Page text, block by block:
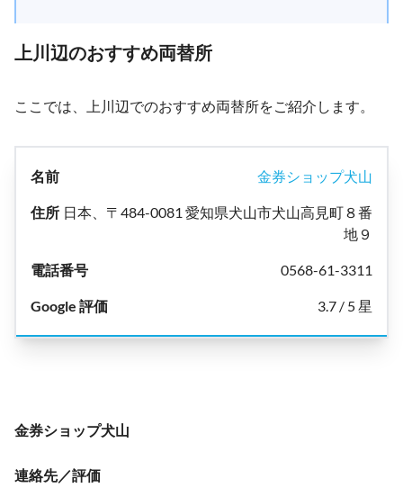
上川辺のおすすめ両替所
ここでは、上川辺でのおすすめ両替所をご紹介します。
金券ショップ犬山
日本、〒484-0081 愛知県犬山市犬山高見町８番
地９
0568-61-3311
3.7 / 5 星
金券ショップ犬山
連絡先／評価